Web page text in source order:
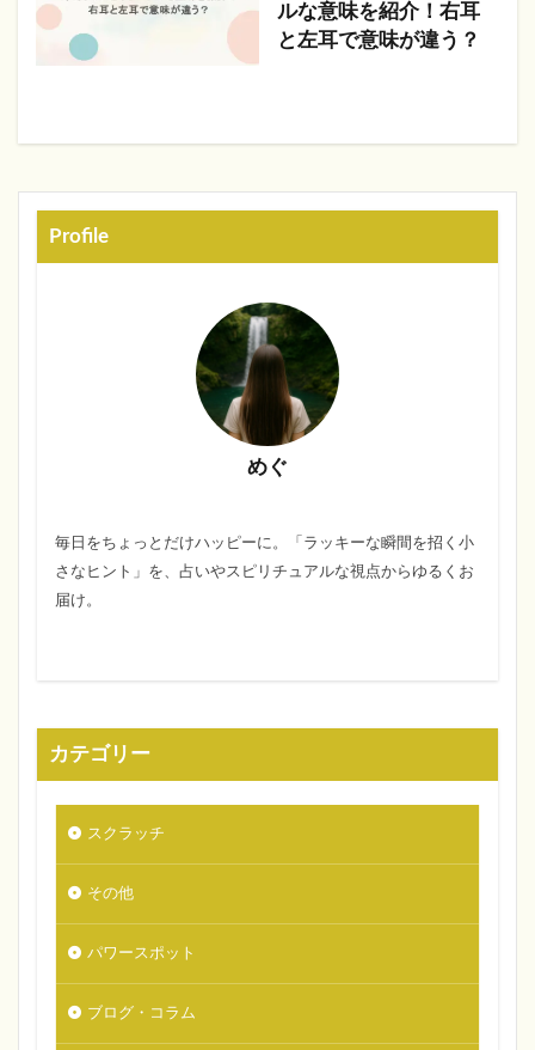
ルな意味を紹介！右耳
と左耳で意味が違う？
Profile
めぐ
毎日をちょっとだけハッピーに。「ラッキーな瞬間を招く小
さなヒント」を、占いやスピリチュアルな視点からゆるくお
届け。
カテゴリー
スクラッチ
その他
パワースポット
ブログ・コラム